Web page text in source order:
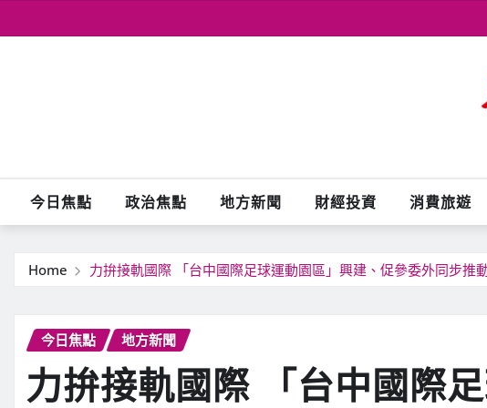
to
今日焦點 政治焦點 地方新聞 財經投資 消費旅遊
Home 力拚接軌國際 「台中國際足球運動園區」興建、促參委外同步推
今日焦點 地方新聞
力拚接軌國際 「台中國際